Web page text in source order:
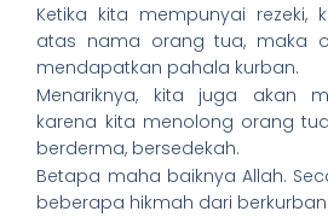
Ketika kita mempunyai rezeki,
atas nama orang tua, maka
mendapatkan pahala kurban.
Menariknya, kita juga akan
karena kita menolong orang
berderma, bersedekah.
Betapa maha baiknya Allah.
beberapa hikmah dari berkurban.